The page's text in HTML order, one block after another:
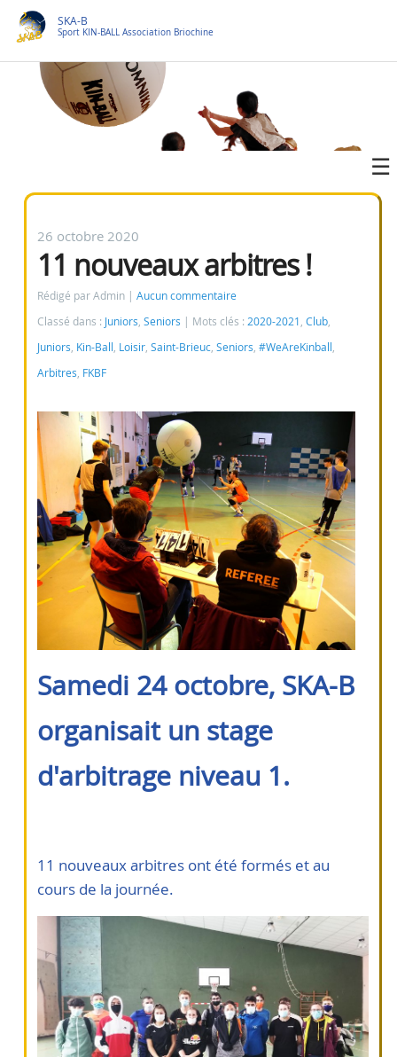
SKA-B
Sport KIN-BALL Association Briochine
26 octobre 2020
11 nouveaux arbitres !
Rédigé par Admin
Aucun commentaire
Classé dans : Juniors, Seniors Mots clés : 2020-2021 , Club,
Juniors, Kin-Ball , Loisir, Saint-Brieuc, Seniors, #WeAreKinball ,
Arbitres, FKBF
Samedi 24 octobre, SKA-B
organisait un stage
d'arbitrage niveau 1.
11 nouveaux arbitres ont été formés et au
cours de la journée.